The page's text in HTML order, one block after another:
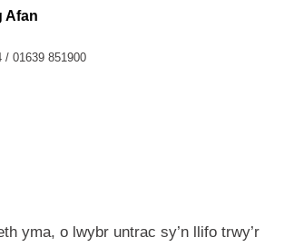
Afan
/ 01639 851900
yma, o lwybr untrac sy’n llifo trwy’r